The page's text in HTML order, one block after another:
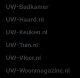
UW-Badkamer
UW-Haard.nl
UW-Keuken.nl
UW-Tuin.nl
UW-Vloer.nl
UW-Woonmagazine.nl